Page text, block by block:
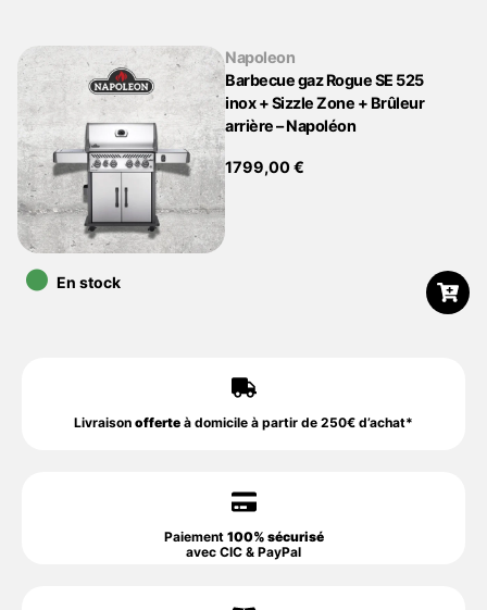
Napoleon
Barbecue gaz Rogue SE 525
inox + Sizzle Zone + Brûleur
arrière – Napoléon
1799,00€
•En stock
Livraison offerte à domicile à partir de 250€ d’achat*
Paiement 100% sécurisé
avec CIC & PayPal